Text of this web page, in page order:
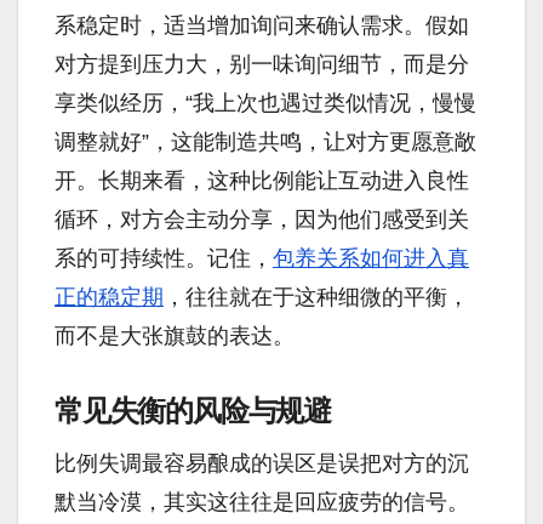
系稳定时，适当增加询问来确认需求。假如
对方提到压力大，别一味询问细节，而是分
享类似经历，“我上次也遇过类似情况，慢慢
调整就好”，这能制造共鸣，让对方更愿意敞
开。长期来看，这种比例能让互动进入良性
循环，对方会主动分享，因为他们感受到关
系的可持续性。记住， 包养关系如何进入真
正的稳定期 ，往往就在于这种细微的平衡，
而不是大张旗鼓的表达。
常见失衡的风险与规避
比例失调最容易酿成的误区是误把对方的沉
默当冷漠，其实这往往是回应疲劳的信号。